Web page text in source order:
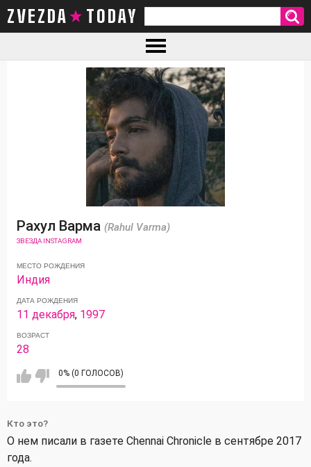
ZVEZDA TODAY
Рахул Варма (Rahul Varma)
ЗВЕЗДА INSTAGRAM
МЕСТО РОЖДЕНИЯ
Индия
ДАТА РОЖДЕНИЯ
11 декабря, 1997
ВОЗРАСТ
28
0% (0 ГОЛОСОВ)
Кто это?
О нем писали в газете Chennai Chronicle в сентябре 2017
года.